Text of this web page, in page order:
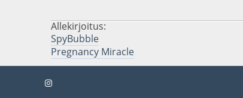
Allekirjoitus:
SpyBubble
Pregnancy Miracle